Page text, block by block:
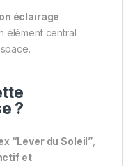
éclairage
élément central
?
“Lever du Soleil”
et